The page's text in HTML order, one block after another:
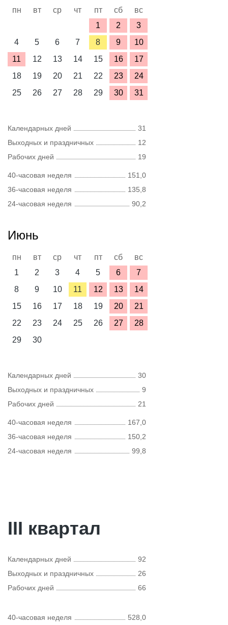
пн вт ср чт пт сб
вс
1
2
3
4
5 6 7 8 9
10
11
12 13 14 15 16
17
18
19 20 21 22 23
24
25
26 27 28 29 30 31
Календарных дней
31
Выходных и праздничных
12
Рабочих дней
19
40-часовая неделя
151,0
36-часовая неделя
135,8
24-часовая неделя
90,2
Июнь
пн вт ср чт пт сб
вс
1
2 3 4 5 6
7
8
9 10 11 12 13
14
15
16 17 18 19 20
21
22
23 24 25 26 27
28
29
30
Календарных дней
30
Выходных и праздничных
9
Рабочих дней
21
40-часовая неделя
167,0
36-часовая неделя
150,2
24-часовая неделя
99,8
III квартал
Календарных дней
92
Выходных и праздничных
26
Рабочих дней
66
40-часовая неделя 528,0